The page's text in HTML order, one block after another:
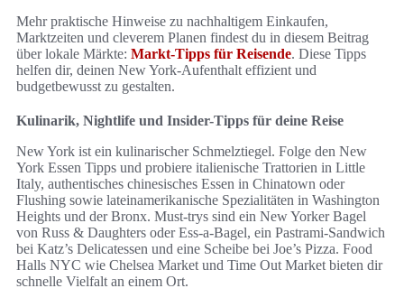
Mehr praktische Hinweise zu nachhaltigem Einkaufen,
Marktzeiten und cleverem Planen findest du in diesem Beitrag
über lokale Märkte: Markt-Tipps für Reisende. Diese Tipps
helfen dir, deinen New York-Aufenthalt effizient und
budgetbewusst zu gestalten.
Kulinarik, Nightlife und Insider-Tipps für deine Reise
New York ist ein kulinarischer Schmelztiegel. Folge den New
York Essen Tipps und probiere italienische Trattorien in Little
Italy, authentisches chinesisches Essen in Chinatown oder
Flushing sowie lateinamerikanische Spezialitäten in Washington
Heights und der Bronx. Must-trys sind ein New Yorker Bagel
von Russ & Daughters oder Ess-a-Bagel, ein Pastrami-Sandwich
bei Katz’s Delicatessen und eine Scheibe bei Joe’s Pizza. Food
Halls NYC wie Chelsea Market und Time Out Market bieten dir
schnelle Vielfalt an einem Ort.